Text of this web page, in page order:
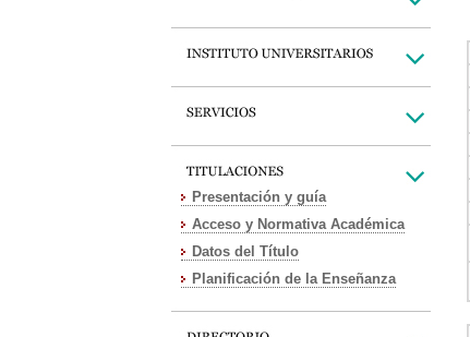
Presentación y guía
Acceso y Normativa Académica
Datos del Título
Planificación de la Enseñanza